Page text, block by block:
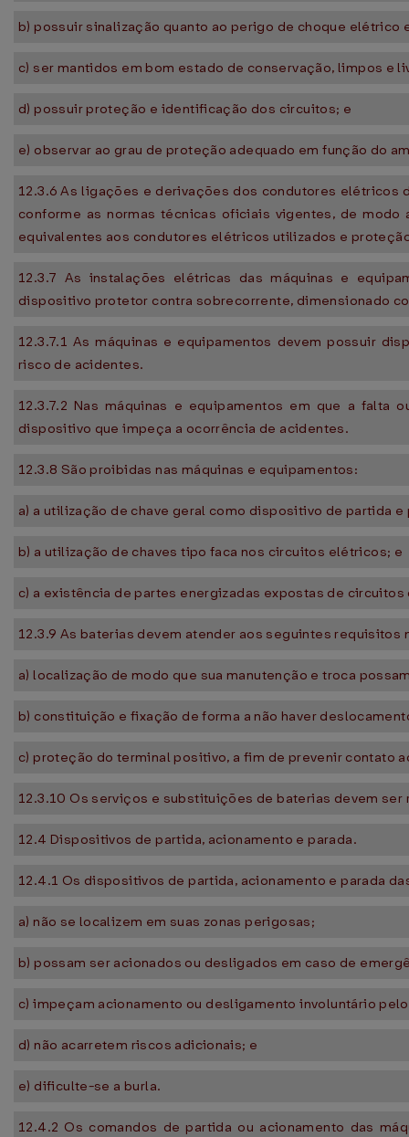
b) possuir sinalização quanto ao perigo de choque
c) ser mantidos em bom estado de conservação, limpos e
d) possuir proteção e identificação dos circuitos; e
e) observar ao grau de proteção adequado em função do
12.3.6 As ligações e derivações dos condutores
conforme as normas técnicas oficiais vigentes, de
equivalentes aos condutores elétricos utilizados e
12.3.7 As instalações elétricas das máquinas e
dispositivo protetor contra sobrecorrente, dimensionado
12.3.7.1 As máquinas e equipamentos devem possuir
risco de acidentes.
12.3.7.2 Nas máquinas e equipamentos em que a falta
dispositivo que impeça a ocorrência de acidentes.
12.3.8 São proibidas nas máquinas e equipamentos:
a) a utilização de chave geral como dispositivo de partida e
b) a utilização de chaves tipo faca nos circuitos elétricos; e
c) a existência de partes energizadas expostas de
12.3.9 As baterias devem atender aos seguintes requisitos
a) localização de modo que sua manutenção e troca
b) constituição e fixação de forma a não haver
c) proteção do terminal positivo, a fim de prevenir contato
12.3.10 Os serviços e substituições de baterias devem
12.4 Dispositivos de partida, acionamento e parada.
12.4.1 Os dispositivos de partida, acionamento e parada
a) não se localizem em suas zonas perigosas;
b) possam ser acionados ou desligados em caso de
c) impeçam acionamento ou desligamento involuntário
d) não acarretem riscos adicionais; e
e) dificulte-se a burla.
12.4.2 Os comandos de partida ou acionamento das